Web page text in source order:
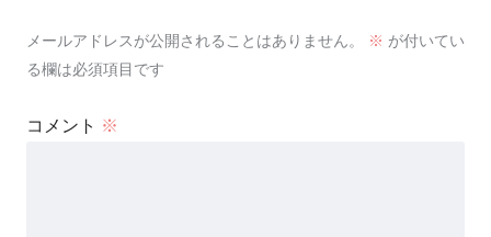
メールアドレスが公開されることはありません。 ※ が付いてい
る欄は必須項目です
コメント ※